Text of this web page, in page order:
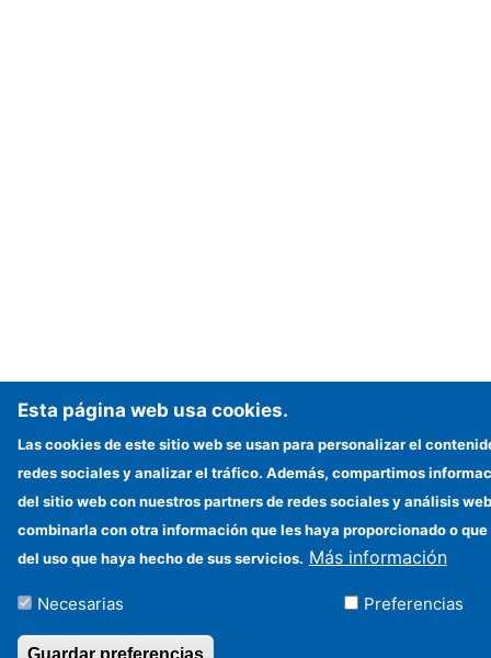
Esta página web usa cookies.
Las cookies de este sitio web se usan para personalizar el
redes sociales y analizar el tráfico. Además, compartimos
del sitio web con nuestros partners de redes sociales y análisis
combinarla con otra información que les haya proporcionado o
del uso que haya hecho de sus servicios. Más información
Necesarias Preferencias
Guardar preferencias